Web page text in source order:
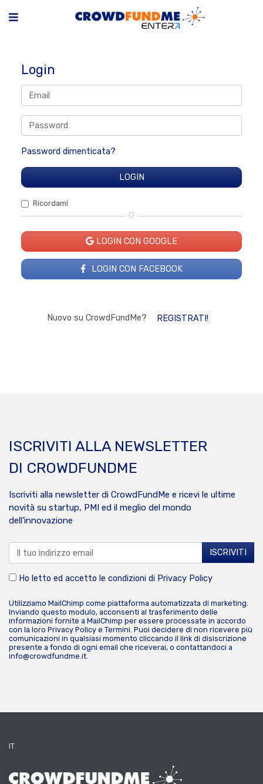
Login
Password dimenticata?
Ricordami
O
LOGIN CON GOOGLE
LOGIN CON FACEBOOK
Nuovo su CrowdFundMe? REGISTRATI!
ISCRIVITI ALLA NEWSLETTER
DI CROWDFUNDME
Iscriviti alla newsletter di CrowdFundMe e ricevi le ultime
novità su startup, PMI ed il meglio del mondo
dell’innovazione
Ho letto ed accetto le condizioni di Privacy Policy
Utilizziamo MailChimp come piattaforma automatizzata di marketing.
Inviando questo modulo, acconsenti al trasferimento delle
informazioni fornite a MailChimp per essere processate in accordo
con la loro Privacy Policy e Termini. Puoi decidere di non ricevere più
comunicazioni in qualsiasi momento cliccando il link di disiscrizione
presente a fondo di ogni email che riceverai, o contattandoci a
info@crowdfundme.it.
IT